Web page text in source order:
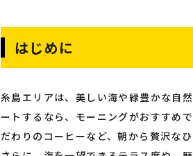
はじめに
糸島エリアは、美しい海や緑豊かな自
ートするなら、モーニングがおすすめ
だわりのコーヒーなど、朝から贅沢な